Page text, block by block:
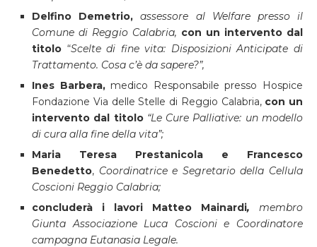
Delfino Demetrio, assessore al Welfare presso il
Comune di Reggio Calabria, con un intervento dal
titolo “Scelte di fine vita: Disposizioni Anticipate di
Trattamento. Cosa c’è da sapere?”,
Ines Barbera,medico Responsabile presso Hospice
Fondazione Via delle Stelle di Reggio Calabria, con un
intervento dal titolo “Le Cure Palliative: un modello
di cura alla fine della vita”;
Maria Teresa Prestanicola e Francesco
Benedetto, Coordinatrice e Segretario della Cellula
Coscioni Reggio Calabria;
concluderà i lavori Matteo Mainardi, membro
Giunta Associazione Luca Coscioni e Coordinatore
campagna Eutanasia Legale.